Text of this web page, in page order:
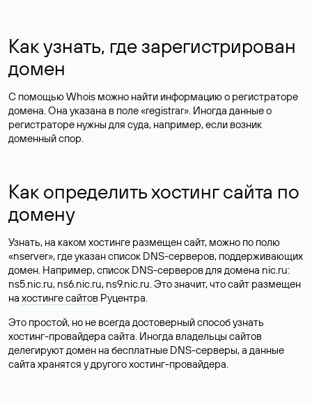
Как узнать, где зарегистрирован
домен
С помощью Whois можно найти информацию о регистраторе
домена. Она указана в поле «registrar». Иногда данные о
регистраторе нужны для суда, например, если возник
доменный спор.
Как определить хостинг сайта по
домену
Узнать, на каком хостинге размещен сайт, можно по полю
«nserver», где указан список DNS-серверов, поддерживающих
домен. Например, список DNS-серверов для домена nic.ru:
ns5.nic.ru, ns6.nic.ru, ns9.nic.ru. Это значит, что сайт размещен
на хостинге сайтов Руцентра.
Это простой, но не всегда достоверный способ узнать
хостинг-провайдера сайта. Иногда владельцы сайтов
делегируют домен на бесплатные DNS-серверы, а данные
сайта хранятся у другого хостинг-провайдера.